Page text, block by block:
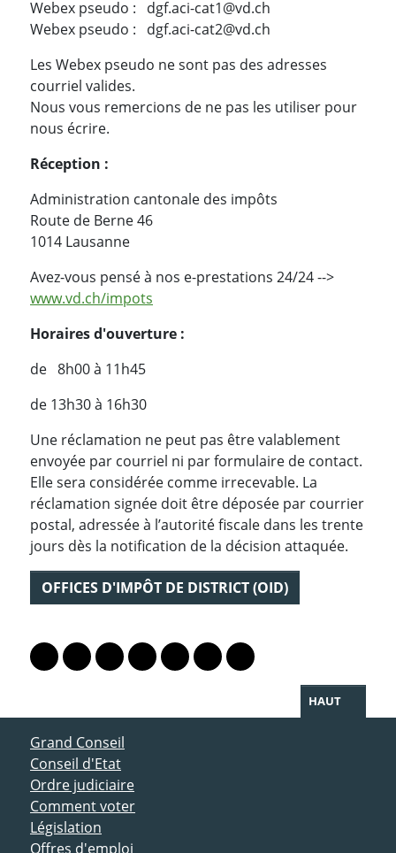
Webex pseudo : dgf.aci-cat1@vd.ch
Webex pseudo : dgf.aci-cat2@vd.ch
Les Webex pseudo ne sont pas des adresses
courriel valides.
Nous vous remercions de ne pas les utiliser pour
nous écrire.
Réception :
Administration cantonale des impôts
Route de Berne 46
1014 Lausanne
Avez-vous pensé à nos e-prestations 24/24 -->
www.vd.ch/impots
Horaires d'ouverture :
de 8h00 à 11h45
de 13h30 à 16h30
Une réclamation ne peut pas être valablement
envoyée par courriel ni par formulaire de contact.
Elle sera considérée comme irrecevable. La
réclamation signée doit être déposée par courrier
postal, adressée à l’autorité fiscale dans les trente
jours dès la notification de la décision attaquée.
OFFICES D'IMPÔT DE DISTRICT (OID)
Lien vers le profil Mastodon
Lien vers le profil Bluesky
Lien vers le profil Instagram
Lien vers le profil Linkedin
Lien vers le profil Facebook
Lien vers le profil Twitter
Partager par WhatsApp
HAUT
ACCÈS DIRECT
Grand Conseil
Conseil d'Etat
Ordre judiciaire
Comment voter
Législation
Offres d'emploi